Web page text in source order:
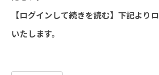
【ログインして続きを読む】下記より
いたします。